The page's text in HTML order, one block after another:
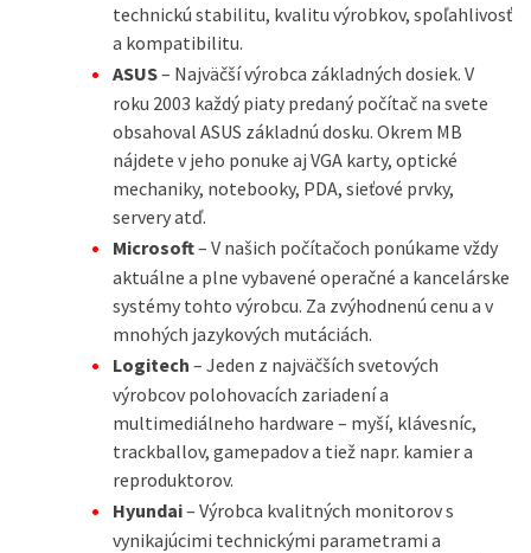
technickú stabilitu, kvalitu výrobkov, spoľahlivosť
a kompatibilitu.
ASUS– Najväčší výrobca základných dosiek. V
roku 2003 každý piaty predaný počítač na svete
obsahoval ASUS základnú dosku. Okrem MB
nájdete v jeho ponuke aj VGA karty, optické
mechaniky, notebooky, PDA, sieťové prvky,
servery atď.
Microsoft– V našich počítačoch ponúkame vždy
aktuálne a plne vybavené operačné a kancelárske
systémy tohto výrobcu. Za zvýhodnenú cenu a v
mnohých jazykových mutáciách.
Logitech – Jeden z najväčších svetových
výrobcov polohovacích zariadení a
multimediálneho hardware – myší, klávesníc,
trackballov, gamepadov a tiež napr. kamier a
reproduktorov.
Hyundai– Výrobca kvalitných monitorov s
vynikajúcimi technickými parametrami a